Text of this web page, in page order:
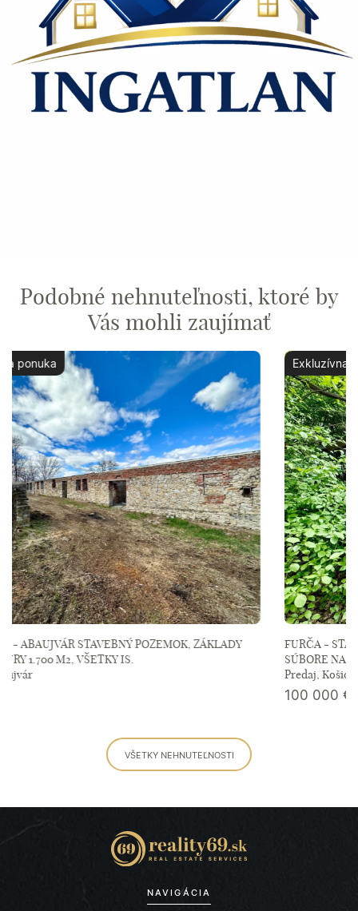
Podobné nehnuteľnosti, ktoré by
Vás mohli zaujímať
Exkluzívna ponuka
FURČA - STAVEBNÝ POZEMOK 567 M2, PRI OBYTNOM
SÚBORE NA HORE.
VŠETKY NEHNUTEĽNOSTI
NAVIGÁCIA